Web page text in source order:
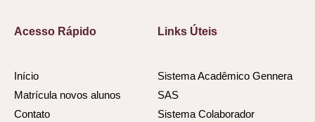
Acesso Rápido
Início
Matrícula novos alunos
Contato
Links Úteis
Sistema Acadêmico Gennera
SAS
Sistema Colaborador